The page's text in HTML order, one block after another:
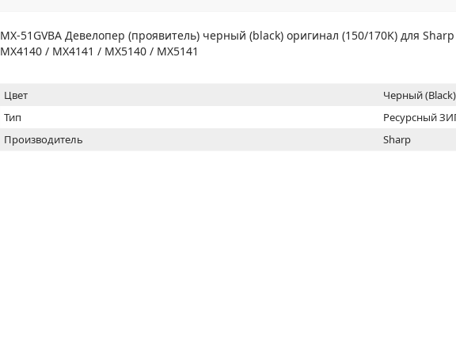
MX-51GVBA Девелопер (проявитель) черный (black) оригинал (150/170K) для
MX4140 / MX4141 / MX5140 / MX5141
Цвет
Черный (Black)
Тип
Ресурсный
Производитель
Sharp